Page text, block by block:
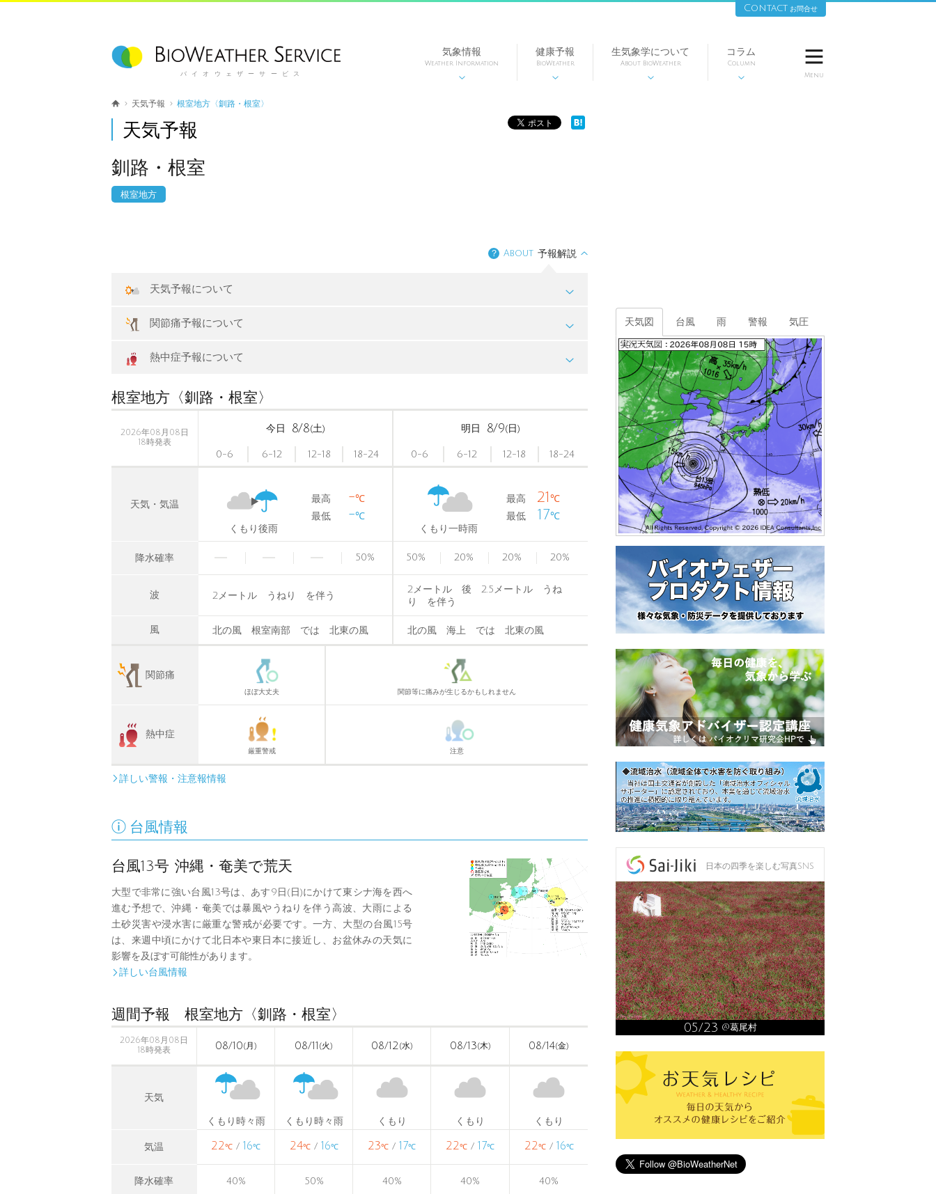
バイオウェザーサービス
気象情報
Weather Information

健康予報
BioWeather

生気象学について
About BioWeather

コラム
Column


Menu
天気予報 根室地方〈釧路・根室〉
天気予報
釧路・根室
根室地方
？ About 予報解説
天気予報について
関節痛予報について
熱中症予報について
根室地方〈釧路・根室〉
2026年08月08日
18時発表
今日 8/8(土)
0-6 6-12 12-18 18-24
明日 8/9(日)
0-6 6-12 12-18 18-24
天気・気温
くもり後雨
最高 -℃
最低
-℃
くもり一時雨
最高 21 ℃
最低
17℃
降水確率 50% 50% 20% 20% 20%
波 2メートル うねり を伴う
2メートル 後 2.5メートル うね
り を伴う
風 北の風 根室南部 では 北東の風 北の風 海上 では 北東の風
関節痛
ほぼ大丈夫 関節等に痛みが生じるかもしれません
熱中症
厳重警戒 注意
 詳しい警報・注意報情報
 台風情報
台風13号 沖縄・奄美で荒天
大型で非常に強い台風13号は、あす9日(日)にかけて東シナ海を西へ
進む予想で、沖縄・奄美では暴風やうねりを伴う高波、大雨による
土砂災害や浸水害に厳重な警戒が必要です。一方、大型の台風15号
は、来週中頃にかけて北日本や東日本に接近し、お盆休みの天気に
影響を及ぼす可能性があります。
 詳しい台風情報
週間予報 根室地方〈釧路・根室〉
2026年08月08日
18時発表
08/10(月) 08/11 (火) 08/12(水) 08/13(木) 08/14(金)
天気
くもり時々雨 くもり時々雨 くもり くもり くもり
気温 22℃ / 16℃ 24℃/ 16℃ 23℃ / 17℃ 22℃ / 17℃ 22℃/ 16℃
降水確率 40% 50% 40% 40% 40%
天気図 台風 雨 警報 気圧
日本の四季を楽しむ写真SNS
05/23 @葛尾村
Contact お問合せ